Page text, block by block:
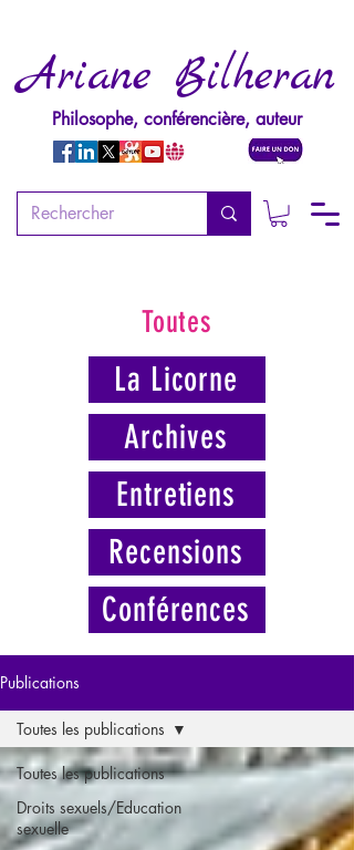
Ariane Bilheran
Philosophe, conférencière, auteur
Toutes
La Licorne
Archives
Entretiens
Recensions
Conférences
Publications
Toutes les publications
Droits sexuels/Education
sexuelle
Toutes les publications